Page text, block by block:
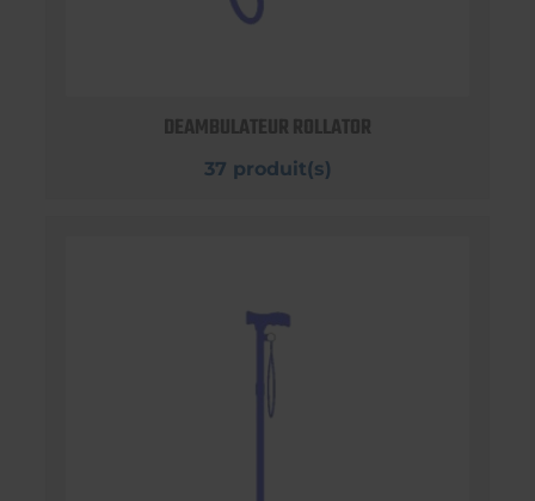
DEAMBULATEUR ROLLATOR
37 produit(s)